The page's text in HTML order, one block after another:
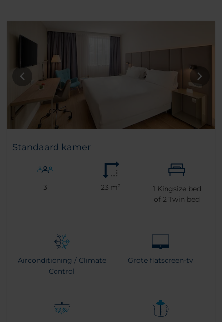
Standaard kamer
3 23 m² 1 Kingsize bed
of2 Twin bed
Airconditioning / Climate
Control
Grote flatscreen-tv